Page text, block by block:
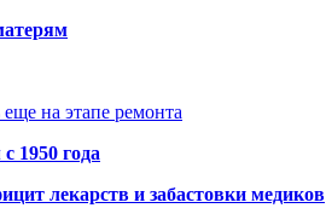
на этапе ремонта
1950 года
лекарств и забастовки медиков